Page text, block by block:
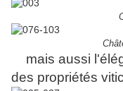
mais aussi
des propriétés